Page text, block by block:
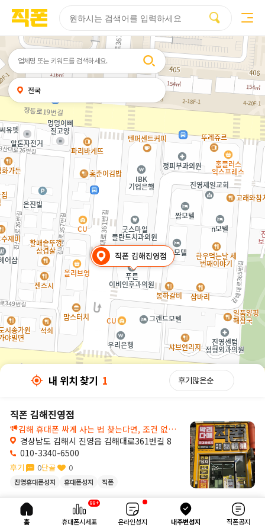
휴대폰성지시세표 성지커뮤니티
직폰 김해진영점
검색어
내
위치
찾기
전국
내 위치 찾기 1
직폰 김해진영점
김해 휴대폰 싸게 사는 법 찾는다면, 조건 없는 박리다매 김해성지 진영직폰에서!💛
경상남도 김해시 진영읍 김해대로361번길 8
010-3340-6500
후기 0단골 0
진영휴대폰성지 휴대폰성지 직폰
내 위치 찾기 1
페이지
코소프트
페이지
코소프트
페이지
코소프트
페이지
코소프트
홈
99+
휴대폰시세표 온라인성지 내주변성지 직폰공지